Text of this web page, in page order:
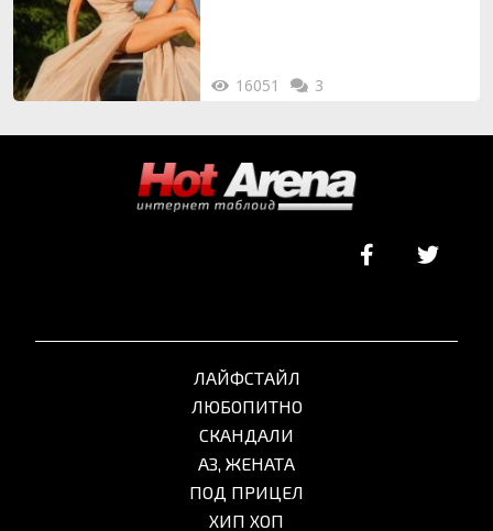
16051 3
ЛАЙФСТАЙЛ
ЛЮБОПИТНО
СКАНДАЛИ
АЗ, ЖЕНАТА
ПОД ПРИЦЕЛ
ХИП ХОП